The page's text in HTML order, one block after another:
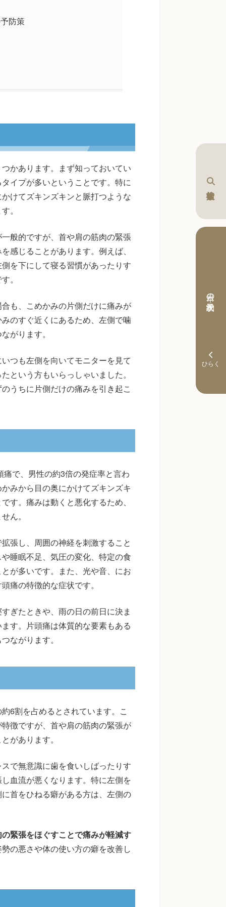
本日の予約状況
防策
かあります。まず知っておいてい
イプが多いということです。特に
けてズキンズキンと脈打つような
。
般的ですが、首や肩の筋肉の緊張
感じることがあります。例えば、
を下にして寝る習慣があったりす
。
も、こめかみの片側だけに痛みが
のすぐ近くにあるため、左側で噛
がります。
つも左側を向いてモニターを見て
という方もいらっしゃいました。
うちに片側だけの痛みを引き起こ
で、男性の約3倍の発症率と言わ
みから目の奥にかけてズキンズキ
す。痛みは動くと悪化するため、
ん。
張し、周囲の神経を刺激すること
睡眠不足、気圧の変化、特定の食
が多いです。また、光や音、にお
痛の特徴的な症状です。
ぎたときや、雨の日の前日に決ま
す。片頭痛は体質的な要素もある
ながります。
6割を占めるとされています。こ
徴ですが、首や肩の筋肉の緊張が
があります。
で無意識に歯を食いしばったりす
血流が悪くなります。特に左側を
首をひねる癖がある方は、左側の
緊張をほぐすことで痛みが軽減す
の悪さや体の使い方の癖を改善し